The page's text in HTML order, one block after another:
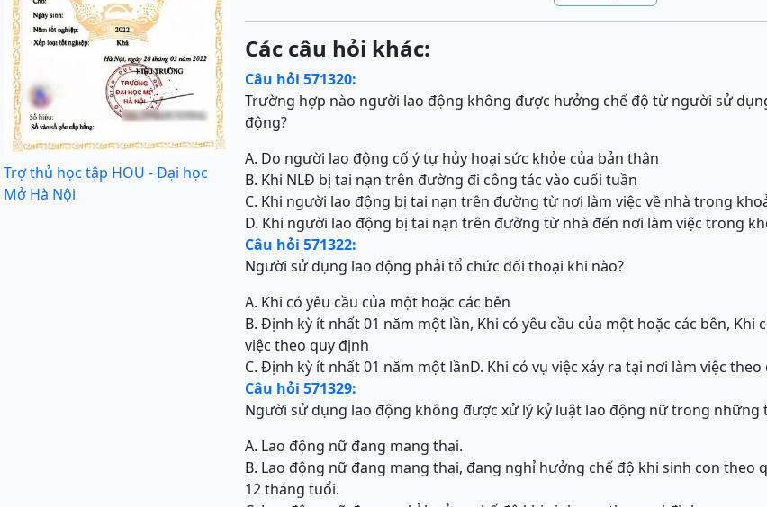
Trợ thủ học tập HOU - Đại học
Mở Hà Nội
Các câu hỏi khác:
Câu hỏi 571320:
Trường hợp nào người lao động không được hưởng chế độ từ người sử
động?
A. Do người lao động cố ý tự hủy hoại sức khỏe của bản thân
B. Khi NLĐ bị tai nạn trên đường đi công tác vào cuối tuần
C. Khi người lao động bị tai nạn trên đường từ nơi làm việc về nhà trong
D. Khi người lao động bị tai nạn trên đường từ nhà đến nơi làm việc trong
Câu hỏi 571322:
Người sử dụng lao động phải tổ chức đối thoại khi nào?
A. Khi có yêu cầu của một hoặc các bên
B. Định kỳ ít nhất 01 năm một lần, Khi có yêu cầu của một hoặc các bên, Khi
việc theo quy định
C. Định kỳ ít nhất 01 năm một lầnD. Khi có vụ việc xảy ra tại nơi làm việc
Câu hỏi 571329:
Người sử dụng lao động không được xử lý kỷ luật lao động nữ trong những
A. Lao động nữ đang mang thai.
B. Lao động nữ đang mang thai, đang nghỉ hưởng chế độ khi sinh con theo
12 tháng tuổi.